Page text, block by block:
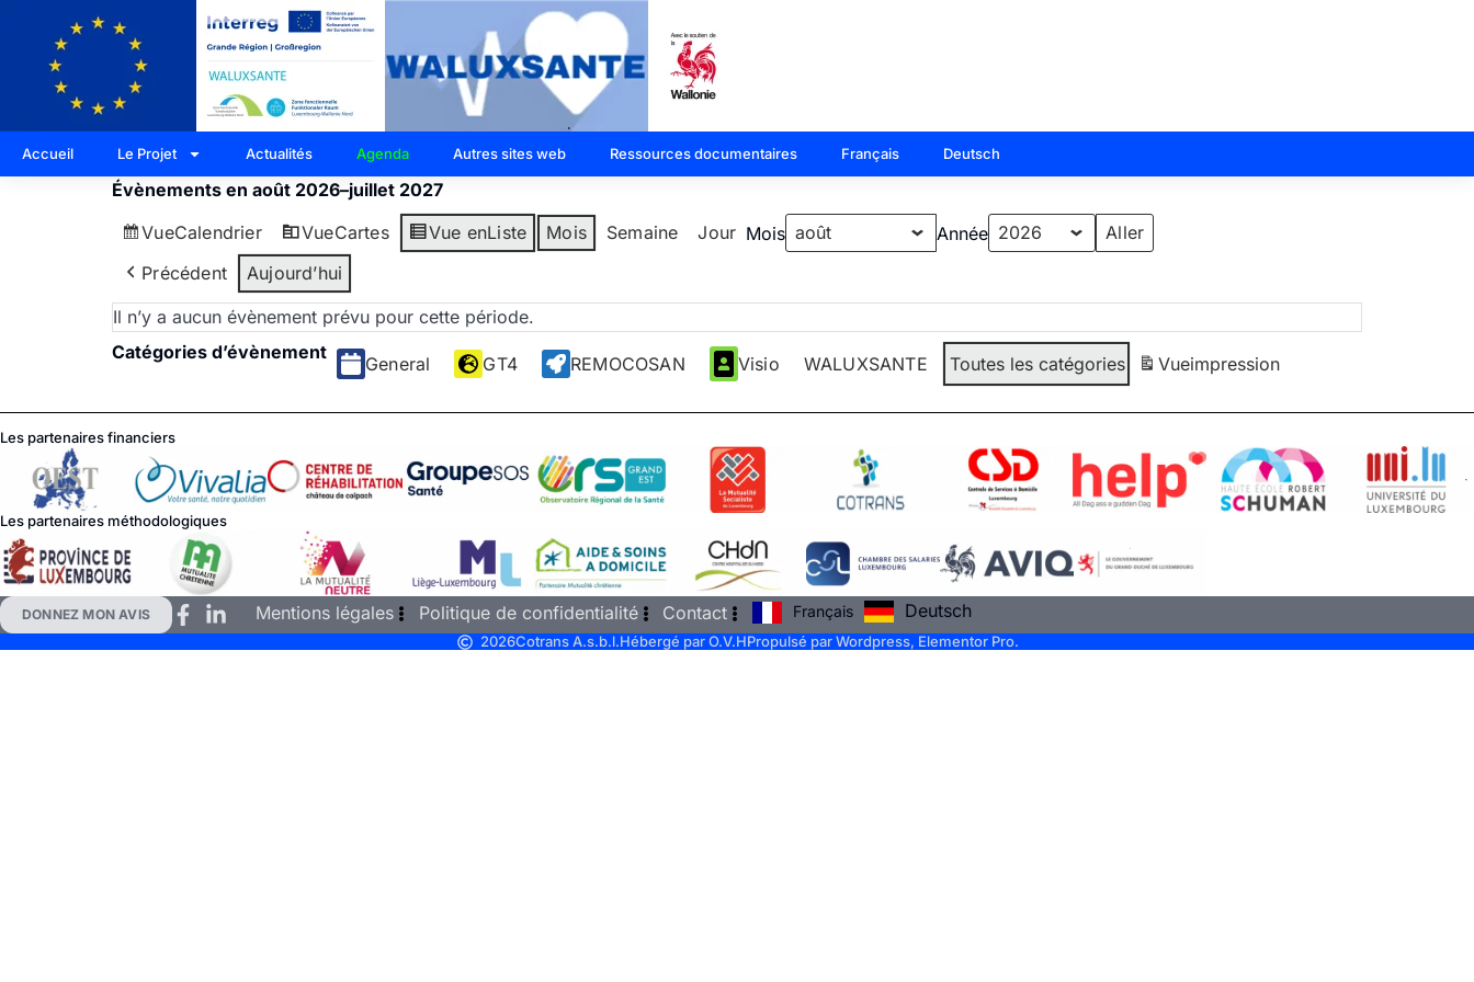
Accueil Le Projet Actualités Agenda Autres sites web Ressources documentaires Français Deutsch
Évènements en août 2026–juillet 2027
VueCalendrier VueCartes Vue enListe Mois Semaine Jour Mois
Année
Précédent
Aujourd’hui
Il n’y a aucun évènement prévu pour cette période.
Catégories d’évènement
General GT4 REMOCOSAN Visio WALUXSANTE Toutes les catégories Vueimpression
Les partenaires financiers
Les partenaires méthodologiques
DONNEZ MON AVIS Mentions légales Politique de confidentialité Contact Français Deutsch
2026Cotrans A.s.b.l.Hébergé par O.V.HPropulsé par Wordpress, Elementor Pro.